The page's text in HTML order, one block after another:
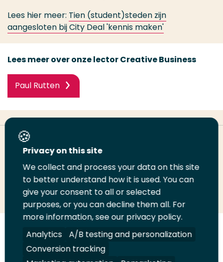
Lees hier meer: Tien (student)steden zijn
aangesloten bij City Deal 'kennis maken'
Lees meer over onze lector Creative Business
Paul Rutten
Deel deze pagina
Deel
LinkedIn
Deel
op
Twitter
Deel
op
Facebook
Email
deze
pagina
Print
deze
pagina
Volg
ons
op
Volg
ons
op
Volg
ons
op
Volg
ons
op
Juridisch Security A-Z Index Contact
Privacy on this site
We collect and process your data on this site
to better understand how it is used. You can
give your consent to all or selected
purposes, or you can decline them all. For
more information, see our privacy policy.
Analytics
A/B testing and personalization
Conversion tracking